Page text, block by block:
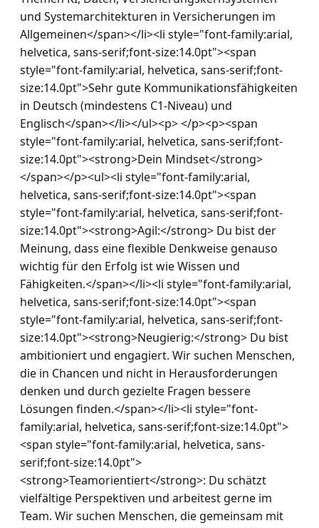
und Systemarchitekturen in Versicherungen im
Allgemeinen</span></li><li style="font-family:arial,
helvetica, sans-serif;font-size:14.0pt"><span
style="font-family:arial, helvetica, sans-serif;font-
size:14.0pt">Sehr gute Kommunikationsfähigkeiten
in Deutsch (mindestens C1-Niveau) und
Englisch</span></li></ul><p> </p><p><span
style="font-family:arial, helvetica, sans-serif;font-
size:14.0pt"><strong>Dein Mindset</strong>
</span></p><ul><li style="font-family:arial,
helvetica, sans-serif;font-size:14.0pt"><span
style="font-family:arial, helvetica, sans-serif;font-
size:14.0pt"><strong>Agil:</strong> Du bist der
Meinung, dass eine flexible Denkweise genauso
wichtig für den Erfolg ist wie Wissen und
Fähigkeiten.</span></li><li style="font-family:arial,
helvetica, sans-serif;font-size:14.0pt"><span
style="font-family:arial, helvetica, sans-serif;font-
size:14.0pt"><strong>Neugierig:</strong> Du bist
ambitioniert und engagiert. Wir suchen Menschen,
die in Chancen und nicht in Herausforderungen
denken und durch gezielte Fragen bessere
Lösungen finden.</span></li><li style="font-
family:arial, helvetica, sans-serif;font-size:14.0pt">
<span style="font-family:arial, helvetica, sans-
serif;font-size:14.0pt">
<strong>Teamorientiert</strong>: Du schätzt
vielfältige Perspektiven und arbeitest gerne im
Team. Wir suchen Menschen, die gemeinsam mit